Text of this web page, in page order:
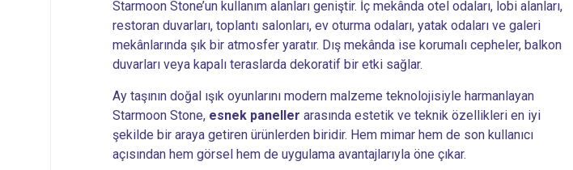
Starmoon Stone’un kullanım alanları geniştir. İç mekânda otel odaları, lobi alanları,
restoran duvarları, toplantı salonları, ev oturma odaları, yatak odaları ve galeri
mekânlarında şık bir atmosfer yaratır. Dış mekânda ise korumalı cepheler, balkon
duvarları veya kapalı teraslarda dekoratif bir etki sağlar.
Ay taşının doğal ışık oyunlarını modern malzeme teknolojisiyle harmanlayan
Starmoon Stone, esnek paneller arasında estetik ve teknik özellikleri en iyi
şekilde bir araya getiren ürünlerden biridir. Hem mimar hem de son kullanıcı
açısından hem görsel hem de uygulama avantajlarıyla öne çıkar.